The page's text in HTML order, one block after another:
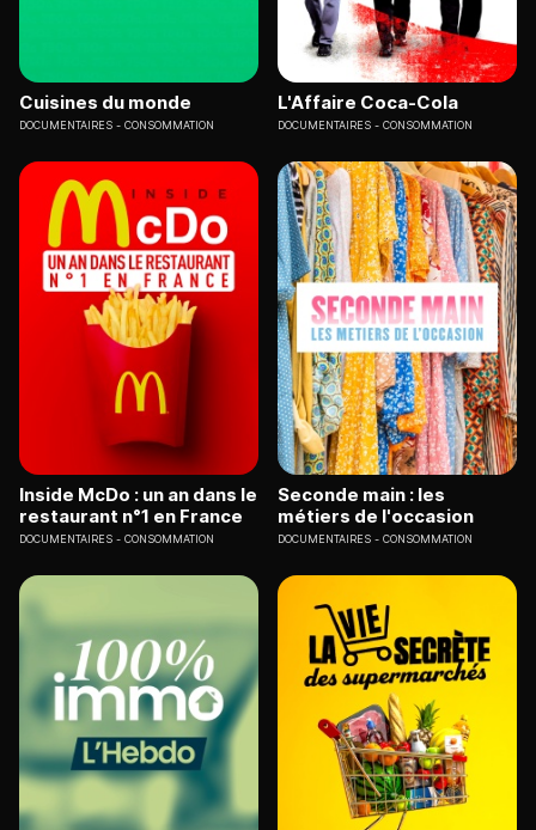
Cuisines du monde
DOCUMENTAIRES CONSOMMATION
L'Affaire Coca-Cola
DOCUMENTAIRES CONSOMMATION
Inside McDo : un an dans le
restaurant n°1 en France
DOCUMENTAIRES CONSOMMATION
Seconde main : les
métiers de l'occasion
DOCUMENTAIRES CONSOMMATION